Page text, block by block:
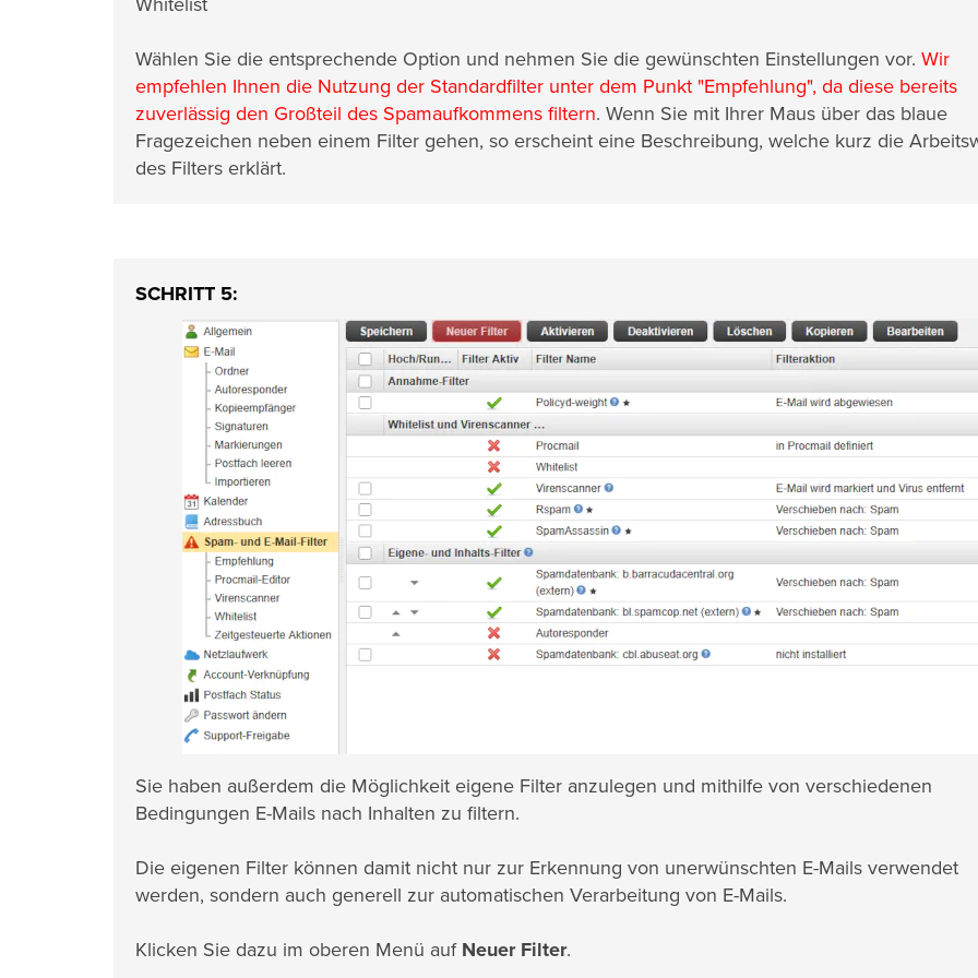
Wählen Sie die entsprechende Option und nehmen Sie die gewünschten Einstellungen vor. Wir
empfehlen Ihnen die Nutzung der Standardfilter unter dem Punkt "Empfehlung", da diese bereits
zuverlässig den Großteil des Spamaufkommens filtern. Wenn Sie mit Ihrer Maus über das blaue
Fragezeichen neben einem Filter gehen, so erscheint eine Beschreibung, welche kurz die
des Filters erklärt.
SCHRITT 5:
Sie haben außerdem die Möglichkeit eigene Filter anzulegen und mithilfe von verschiedenen
Bedingungen E-Mails nach Inhalten zu filtern.
Die eigenen Filter können damit nicht nur zur Erkennung von unerwünschten E-Mails verwendet
werden, sondern auch generell zur automatischen Verarbeitung von E-Mails.
Klicken Sie dazu im oberen Menü auf Neuer Filter.